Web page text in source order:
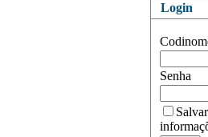
Login
Senha
Salvar